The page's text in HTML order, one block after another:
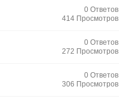
0 Ответов
414 Просмотров
0 Ответов
272 Просмотров
0 Ответов
306 Просмотров